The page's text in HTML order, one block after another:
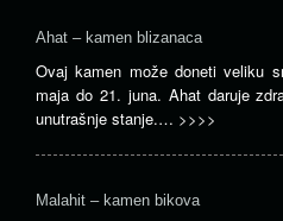
Ahat – kamen blizanaca
Ovaj kamen može doneti veliku
maja do 21. juna. Ahat daruje
unutrašnje stanje.… >>>>
Malahit – kamen bikova